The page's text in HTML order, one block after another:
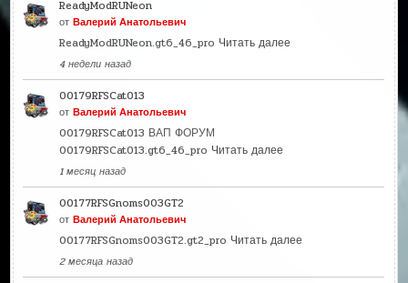
ReadyModRUNeon
отВалерий Анатольевич
ReadyModRUNeon.gt6_46_pro Читать далее
4 недели назад
00179RFSCat013
отВалерий Анатольевич
00179RFSCat013 ВАП ФОРУМ
00179RFSCat013.gt6_46_pro Читать далее
1 месяц назад
00177RFSGnoms003GT2
отВалерий Анатольевич
00177RFSGnoms003GT2.gt2_pro Читать далее
2 месяца назад